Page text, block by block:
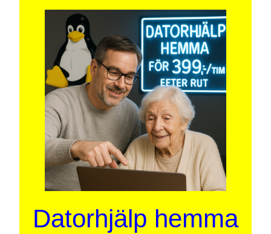
Datorhjälp hemma